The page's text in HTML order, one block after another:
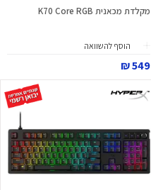
מקלדת מכאנית K70 Core RGB
הוסף להשוואה
549 ₪